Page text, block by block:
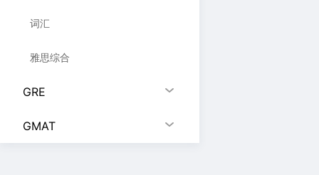
词汇
雅思综合
GRE
GMAT